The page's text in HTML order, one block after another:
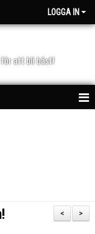
LOGGA IN
att bli bäst!
>
<